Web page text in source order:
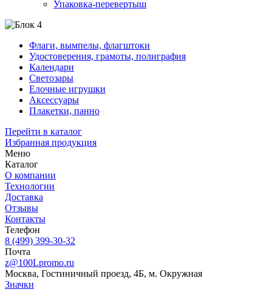
Упаковка-перевертыш
Флаги, вымпелы, флагштоки
Удостоверения, грамоты, полиграфия
Календари
Светозары
Елочные игрушки
Аксессуары
Плакетки, панно
Перейти в каталог
Избранная продукция
Меню
Каталог
О компании
Технологии
Доставка
Отзывы
Контакты
Телефон
8 (499) 399-30-32
Почта
z@100Lpromo.ru
Москва, Гостиничный проезд, 4Б, м. Окружная
Значки